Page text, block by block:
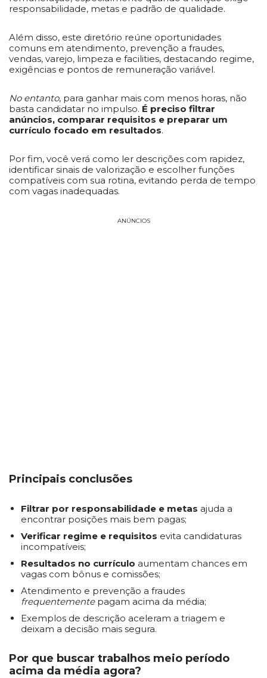
responsabilidade, metas e padrão de qualidade.
Além disso, este diretório reúne oportunidades
comuns em atendimento, prevenção a fraudes,
vendas, varejo, limpeza e facilities, destacando regime,
exigências e pontos de remuneração variável.
No entanto, para ganhar mais com menos horas, não
basta candidatar no impulso. É preciso filtrar
anúncios, comparar requisitos e preparar um
currículo focado em resultados.
Por fim, você verá como ler descrições com rapidez,
identificar sinais de valorização e escolher funções
compatíveis com sua rotina, evitando perda de tempo
com vagas inadequadas.
ANÚNCIOS
Principais conclusões
Filtrar por responsabilidade e metas ajuda a
encontrar posições mais bem pagas;
Verificar regime e requisitos evita candidaturas
incompatíveis;
Resultados no currículo aumentam chances em
vagas com bônus e comissões;
Atendimento e prevenção a fraudes
frequentementepagam acima da média;
Exemplos de descrição aceleram a triagem e
deixam a decisão mais segura.
Por que buscar trabalhos meio período
acima da média agora?